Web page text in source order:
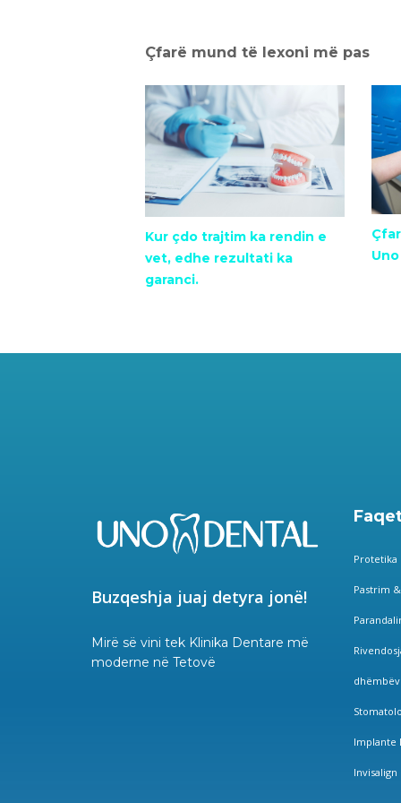
Çfarë mund të lexoni më pas
Kur çdo trajtim ka rendin e
vet, edhe rezultati ka
garanci.
Buzqeshja juaj detyra jonë!
Mirë së vini tek Klinika Dentare më
moderne në Tetovë
Protetika
Pastrim &
Implante
Invisalign